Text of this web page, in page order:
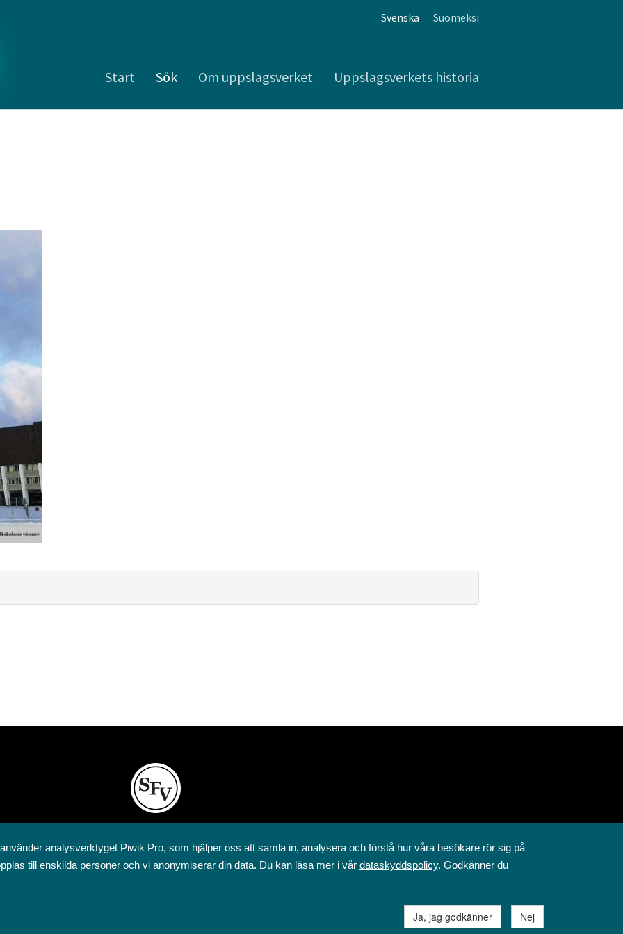
Svenska Suomeksi
Start Sök Om uppslagsverket Uppslagsverkets historia
Annegatan 12
00120 Helsingfors
analysverktyget Piwik Pro, som hjälper oss att samla in, analysera och förstå hur våra besökare rör sig på
till enskilda personer och vi anonymiserar din data. Du kan läsa mer i vår dataskyddspolicy. Godkänner du
Ja, jag godkänner Nej